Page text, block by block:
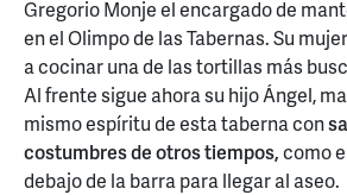
Gregorio Monje el encargado de
en el Olimpo de las Tabernas. Su
a cocinar una de las tortillas más
Al frente sigue ahora su hijo Ángel,
mismo espíritu de esta taberna con
costumbres de otros tiempos,como
debajo de la barra para llegar al aseo.